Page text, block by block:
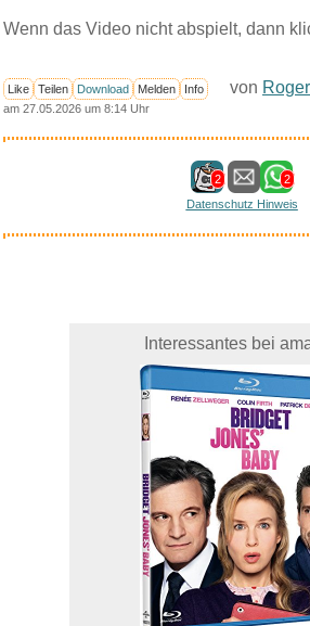
Wenn das Video nicht abspielt, dann
Like Teilen Download Melden Info von
am 27.05.2026 um 8:14 Uhr
2
2
Datenschutz Hinweis
Interessantes bei